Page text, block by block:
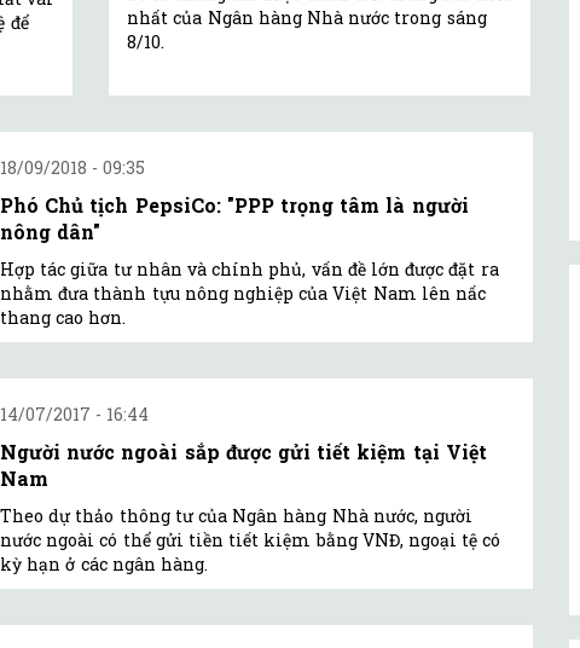
để
nhất của Ngân hàng Nhà nước trong sáng
8/10.
18/09/2018 - 09:35
Phó Chủ tịch PepsiCo: "PPP trọng tâm là người
nông dân"
Hợp tác giữa tư nhân và chính phủ, vấn đề lớn được đặt ra
nhằm đưa thành tựu nông nghiệp của Việt Nam lên nấc
thang cao hơn.
14/07/2017 - 16:44
Người nước ngoài sắp được gửi tiết kiệm tại Việt
Nam
Theo dự thảo thông tư của Ngân hàng Nhà nước, người
nước ngoài có thể gửi tiền tiết kiệm bằng VNĐ, ngoại tệ có
kỳ hạn ở các ngân hàng.